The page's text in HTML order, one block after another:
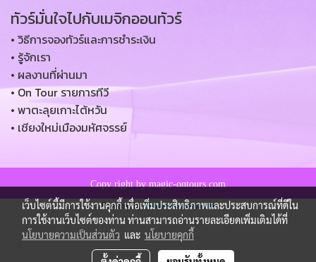
ทัวร์มั่นใจไปกับเมจิกออนทัวร์
• วิธีการจองทัวร์และการชำระเงิน
• รู้จักเรา
• ผลงานที่ผ่านมา
• On Tour รายการทีวี
• พาตะลุยเกาะไต้หวัน
• เชียงใหม่เมืองมหัศจรรย์
Copy right by magic-ontours.com
Powered byMakeWebEasy.com
เว็บไซต์นี้มีการใช้งานคุกกี้ เพื่อเพิ่มประสิทธิภาพและประสบการณ์ที่ดีใน
การใช้งานเว็บไซต์ของท่าน ท่านสามารถอ่านรายละเอียดเพิ่มเติมได้ที่
นโยบายความเป็นส่วนตัว และ นโยบายคุกกี้